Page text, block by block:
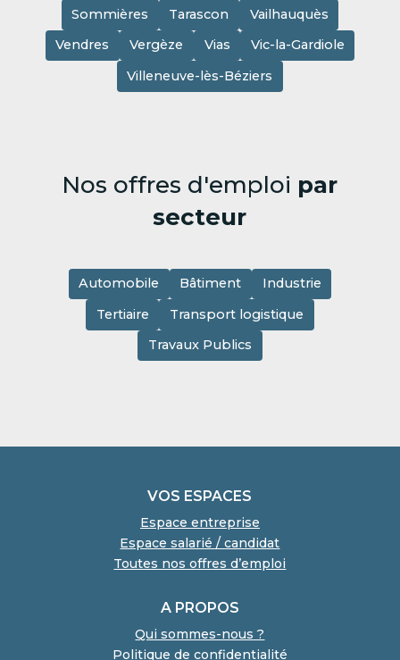
Sommières
Tarascon
Vailhauquès
Vendres
Vergèze Vias
Vic-la-Gardiole
Villeneuve-lès-Béziers
Nos offres d'emploi par
secteur
Automobile Bâtiment
Industrie
Tertiaire
Transport logistique
Travaux Publics
VOS ESPACES
Espace entreprise
Espace salarié / candidat
Toutes nos offres d’emploi
A PROPOS
Qui sommes-nous ?
Politique de confidentialité